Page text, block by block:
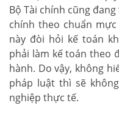
Bộ Tài chính cũng
chính theo chuẩn mực
này đòi hỏi kế toán
phải làm kế toán theo
hành. Do vậy, không
pháp luật thì sẽ
nghiệp thực tế.